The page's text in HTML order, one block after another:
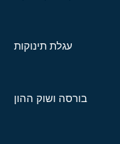
עגלת תינוקות
בורסה ושוק ההון